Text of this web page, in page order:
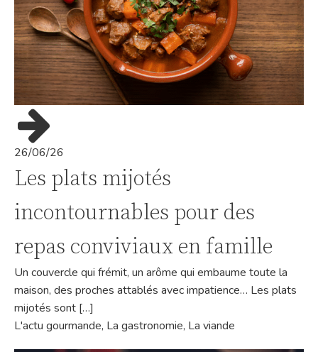
26/06/26
Les plats mijotés
incontournables pour des
repas conviviaux en famille
Un couvercle qui frémit, un arôme qui embaume toute la
maison, des proches attablés avec impatience… Les plats
mijotés sont […]
L'actu gourmande, La gastronomie, La viande